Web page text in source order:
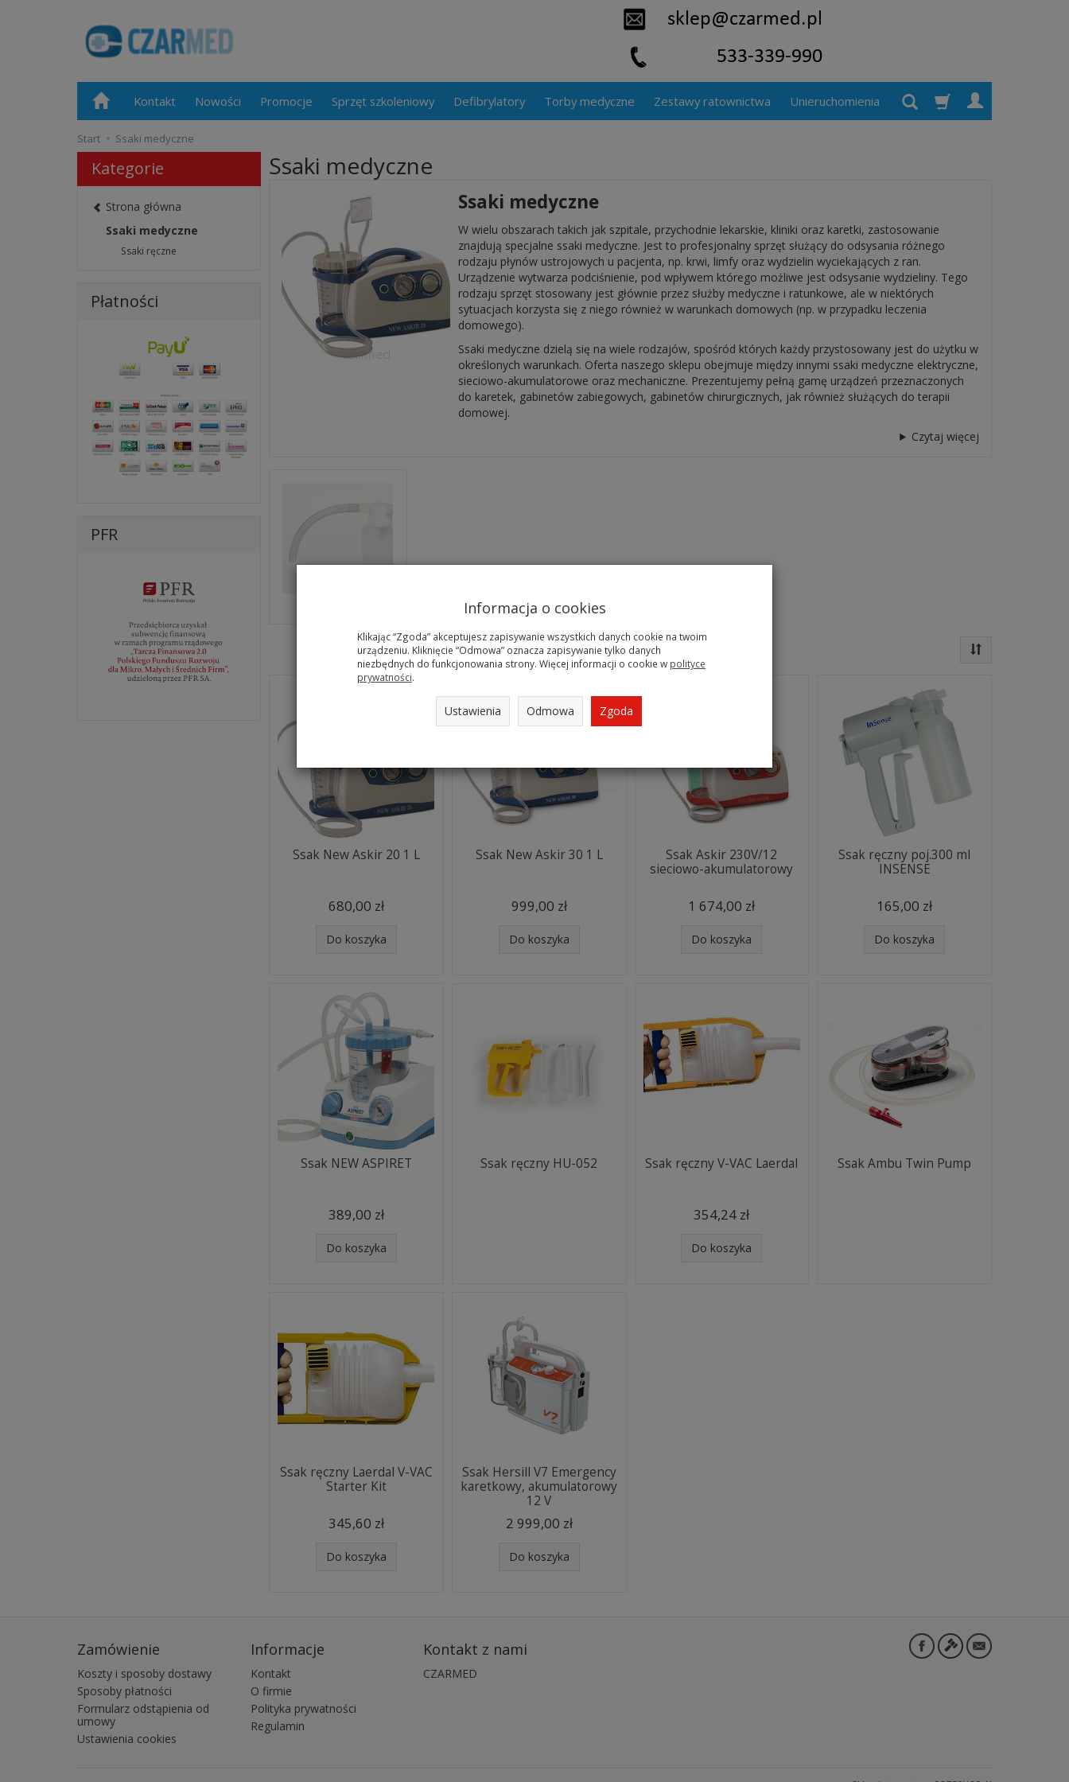
Kontakt Nowości Promocje Sprzęt szkoleniowy Defibrylatory Torby medyczne Zestawy ratownictwa Unieruchomienia
Start Ssaki medyczne
Ssaki medyczne
Ssaki medyczne
W wielu obszarach takich jak szpitale, przychodnie lekarskie, kliniki oraz karetki, zastosowanie
znajdują specjalne ssaki medyczne. Jest to profesjonalny sprzęt służący do odsysania różnego
rodzaju płynów ustrojowych u pacjenta, np. krwi, limfy oraz wydzielin wyciekających z ran.
Urządzenie wytwarza podciśnienie, pod wpływem którego możliwe jest odsysanie wydzieliny. Tego
rodzaju sprzęt stosowany jest głównie przez służby medyczne i ratunkowe, ale w niektórych
sytuacjach korzysta się z niego również w warunkach domowych (np. w przypadku leczenia
domowego).
Ssaki medyczne dzielą się na wiele rodzajów, spośród których każdy przystosowany jest do użytku w
określonych warunkach. Oferta naszego sklepu obejmuje między innymi ssaki medyczne elektryczne,
sieciowo-akumulatorowe oraz mechaniczne. Prezentujemy pełną gamę urządzeń przeznaczonych
do karetek, gabinetów zabiegowych, gabinetów chirurgicznych, jak również służących do terapii
domowej.
Czytaj więcej
Ssak New Askir 20 1 L
680,00 zł
Do koszyka
Ssak New Askir 30 1 L
999,00 zł
Do koszyka
Ssak Askir 230V/12
sieciowo-akumulatorowy
1 674,00 zł
Do koszyka
Ssak ręczny poj.300 ml
INSENSE
165,00 zł
Do koszyka
Ssak NEW ASPIRET
389,00 zł
Do koszyka
Ssak ręczny HU-052 Ssak ręczny V-VAC Laerdal
354,24 zł
Do koszyka
Ssak Ambu Twin Pump
Ssak ręczny Laerdal V-VAC
Starter Kit
345,60 zł
Do koszyka
Ssak Hersill V7 Emergency
karetkowy, akumulatorowy
12 V
2 999,00 zł
Do koszyka
Kategorie
Strona główna
Ssaki medyczne
Ssaki ręczne
Płatności
PFR
Zamówienie
Koszty i sposoby dostawy
Sposoby płatności
Formularz odstąpienia od
umowy
Ustawienia cookies
Informacje
Kontakt
O firmie
Polityka prywatności
Regulamin
Kontakt z nami
CZARMED
Informacja o cookies
Klikając “Zgoda” akceptujesz zapisywanie wszystkich danych cookie na twoim
urządzeniu. Kliknięcie “Odmowa” oznacza zapisywanie tylko danych
niezbędnych do funkcjonowania strony. Więcej informacji o cookie w polityce
prywatności.
Ustawienia Odmowa Zgoda